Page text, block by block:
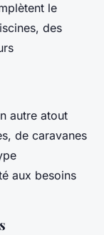
le
des
autre atout
de caravanes
aux besoins